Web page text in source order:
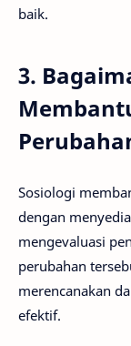
baik.
3.
Sosiologi
dengan
mengevaluasi
perubahan
merencanakan
efektif.